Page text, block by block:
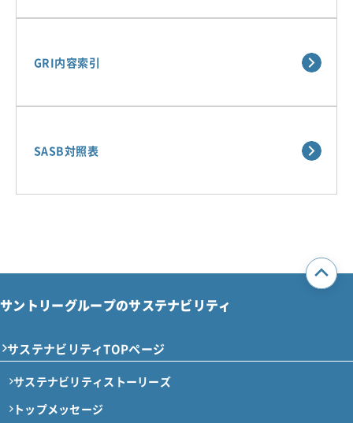
GRI内容索引
SASB対照表
サントリーグループのサステナビリティ
サステナビリティTOPページ
サステナビリティストーリーズ
トップメッセージ